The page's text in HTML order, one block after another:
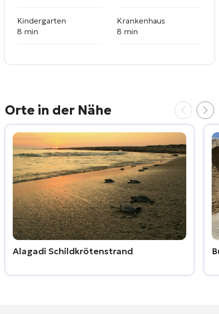
Kindergarten
8 min
Krankenhaus
8 min
Orte in der Nähe
Alagadi Schildkrötenstrand